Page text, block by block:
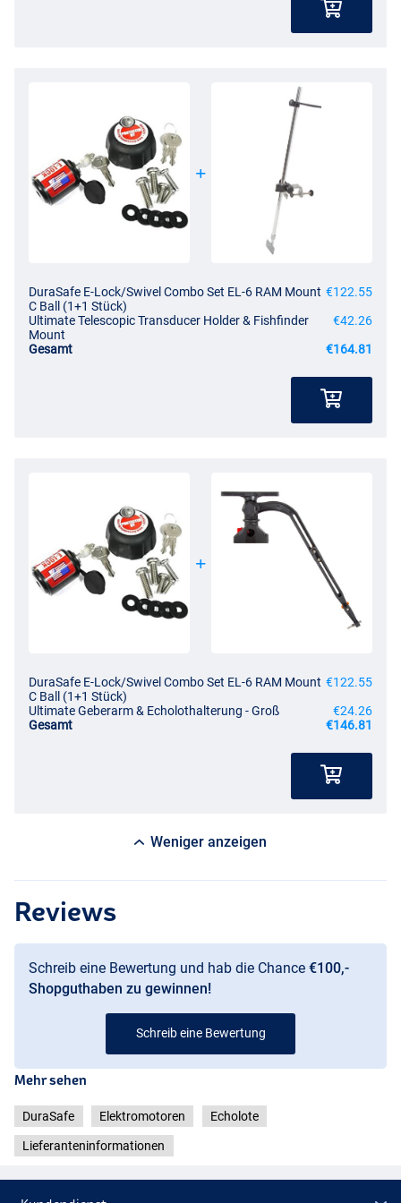
DuraSafe E-Lock/Swivel Combo Set EL-6 RAM Mount
C Ball (1+1 Stück)
€122.55
Ultimate Telescopic Transducer Holder & Fishfinder
Mount
€42.26
Gesamt
€164.81
DuraSafe E-Lock/Swivel Combo Set EL-6 RAM Mount
C Ball (1+1 Stück)
€122.55
Ultimate Geberarm & Echolothalterung - Groß
€24.26
Gesamt
€146.81
Weniger anzeigen
Reviews
Schreib eine Bewertung und hab die Chance €100,-
Shopguthaben zu gewinnen!
Schreib eine Bewertung
Mehr sehen
DuraSafe Elektromotoren Echolote
Lieferanteninformationen